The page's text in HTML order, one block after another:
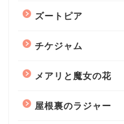
ズートピア
チケジャム
メアリと魔女の花
屋根裏のラジャー